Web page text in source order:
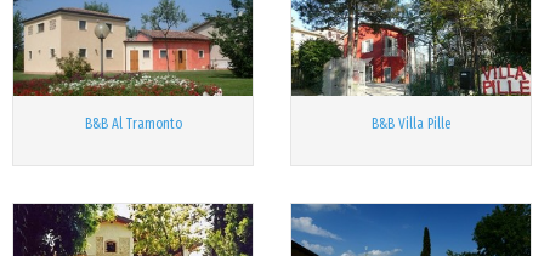
B&B Al Tramonto B&B Villa Pille